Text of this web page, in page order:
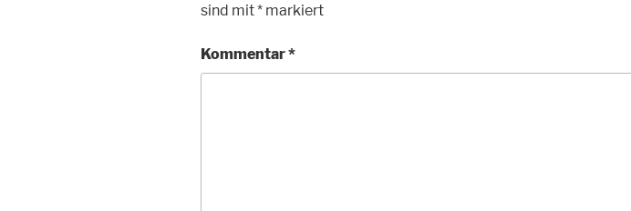
sind mit* markiert
Kommentar*